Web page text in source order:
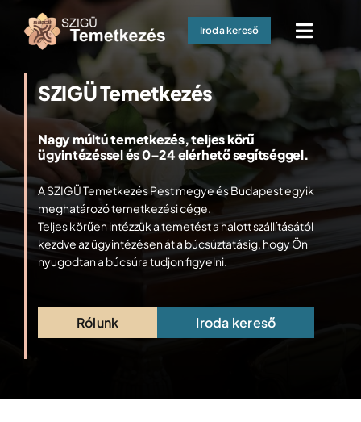
Iroda kereső
Toggle
Kezdőoldal
Halottszállítás 0-24
Hamvasztásos temetés
Koporsós temetés
Temetkezési kellékek
Hasznos információk
Iroda kereső
SZIGÜ Temetkezés
Nagy múltú temetkezés, teljes körű
ügyintézéssel és 0–24 elérhető segítséggel.
A SZIGÜ Temetkezés Pest megye és Budapest egyik
meghatározó temetkezési cége.
Teljes körűen intézzük a temetést a halott szállításától
kezdve az ügyintézésen át a búcsúztatásig, hogy Ön
nyugodtan a búcsúra tudjon figyelni.
Rólunk Iroda kereső